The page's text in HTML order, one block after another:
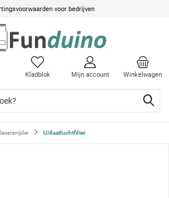
voor bedrijven
Winkelwagen
Kladblok Mijn account
Uitlaatluchtfilter